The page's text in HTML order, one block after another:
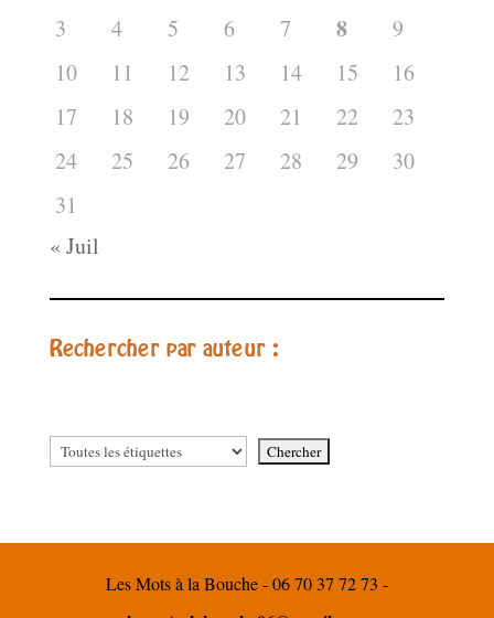
3
4 5 6 7 8
9
10
11 12 13 14 15
16
17
18 19 20 21 22
23
24
25 26 27 28 29
30
31
« Juil
Rechercher par auteur :
Les Mots à la Bouche - 06 70 37 72 73 -